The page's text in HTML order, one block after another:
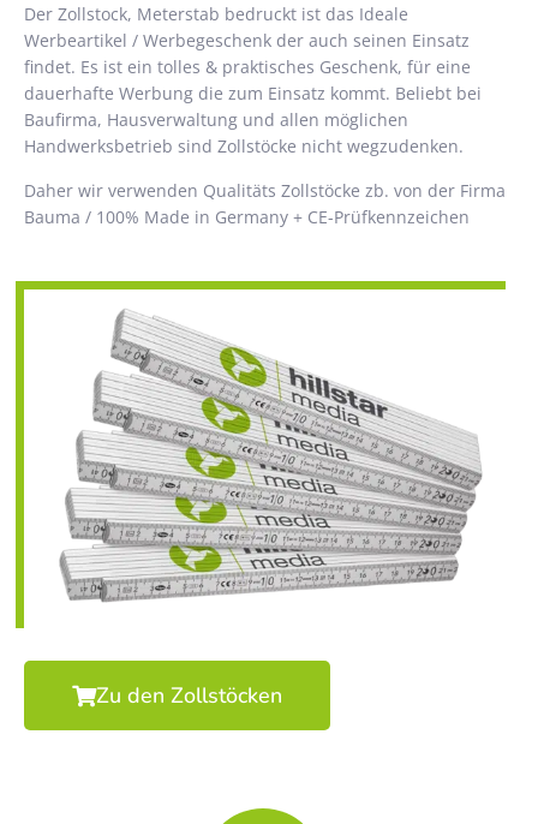
Der Zollstock, Meterstab bedruckt ist das Ideale
Werbeartikel / Werbegeschenk der auch seinen Einsatz
findet. Es ist ein tolles & praktisches Geschenk, für eine
dauerhafte Werbung die zum Einsatz kommt. Beliebt bei
Baufirma, Hausverwaltung und allen möglichen
Handwerksbetrieb sind Zollstöcke nicht wegzudenken.
Daher wir verwenden Qualitäts Zollstöcke zb. von der Firma
Bauma / 100% Made in Germany + CE-Prüfkennzeichen
Zu den Zollstöcken